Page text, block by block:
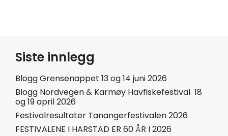
Siste innlegg
Blogg Grensenappet 13 og 14 juni 2026
Blogg Nordvegen & Karmøy Havfiskefestival 18
og 19 april 2026
Festivalresultater Tanangerfestivalen 2026
FESTIVALENE I HARSTAD ER 60 ÅR I 2026